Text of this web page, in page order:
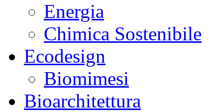
Energia
Chimica Sostenibile
Ecodesign
Biomimesi
Bioarchitettura